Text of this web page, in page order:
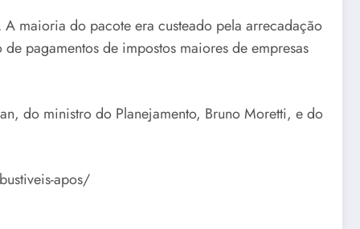
maioria do pacote era custeado pela arrecadação
pagamentos de impostos maiores de empresas
do ministro do Planejamento, Bruno Moretti, e do
apos/